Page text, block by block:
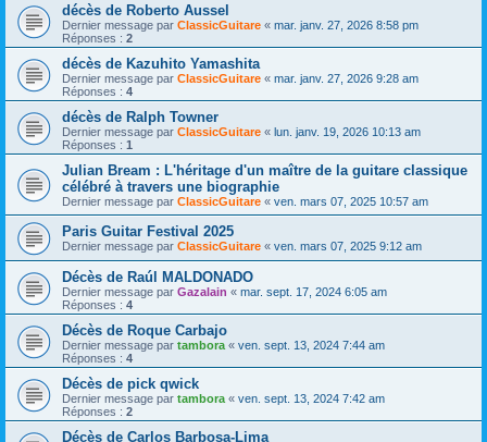
décès de Roberto Aussel
Dernier message par ClassicGuitare « mar. janv. 27, 2026 8:58 pm
Réponses : 2
décès de Kazuhito Yamashita
Dernier message par ClassicGuitare « mar. janv. 27, 2026 9:28 am
Réponses : 4
décès de Ralph Towner
Dernier message par ClassicGuitare « lun. janv. 19, 2026 10:13 am
Réponses : 1
Julian Bream : L'héritage d'un maître de la guitare classique
célébré à travers une biographie
Dernier message par ClassicGuitare « ven. mars 07, 2025 10:57 am
Paris Guitar Festival 2025
Dernier message par ClassicGuitare « ven. mars 07, 2025 9:12 am
Décès de Raúl MALDONADO
Dernier message par Gazalain « mar. sept. 17, 2024 6:05 am
Réponses : 4
Décès de Roque Carbajo
Dernier message par tambora « ven. sept. 13, 2024 7:44 am
Réponses : 4
Décès de pick qwick
Dernier message par tambora « ven. sept. 13, 2024 7:42 am
Réponses : 2
Décès de Carlos Barbosa-Lima